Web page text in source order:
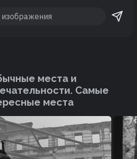
места и
Cамые
места